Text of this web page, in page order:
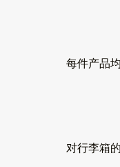
每件产品
对行李箱